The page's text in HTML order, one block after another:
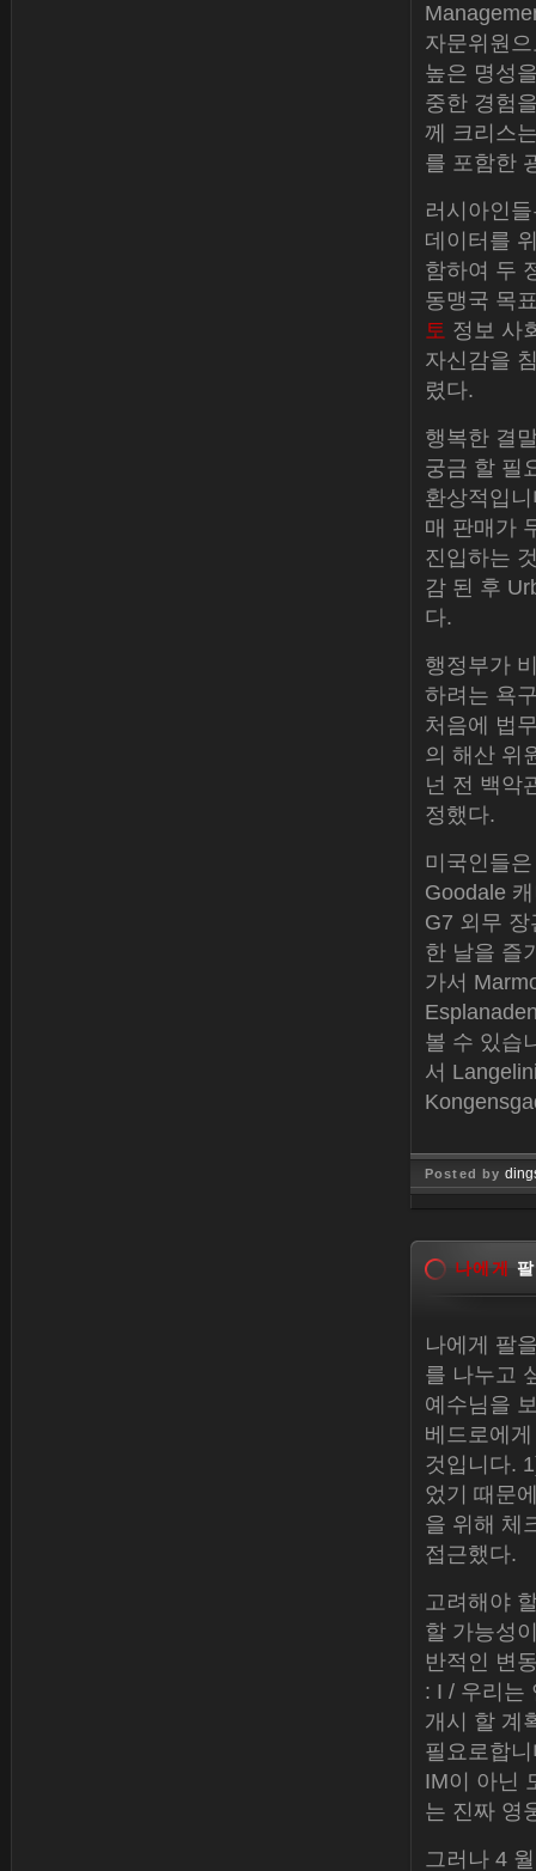
자문위원
높은 명성
중한 경험
께 크리스
를 포함한
러시아인
데이터를
함하여 두
동맹국 목
토 정보 사
자신감을
렸다.
행복한 결
궁금 할 필
환상적입
매 판매가
진입하는
감 된 후
다.
행정부가
하려는 욕
처음에 법
의 해산 위
넌 전 백악
정했다.
미국인들
Goodale
G7 외무
한 날을 즐
가서
볼 수 있습
서
Posted by
나에게
나에게 팔
를 나누고
예수님을
베드로에
것입니다.
었기 때문
을 위해 체
접근했다.
고려해야
할 가능성
반적인 변
: I / 우리는
개시 할 계
필요로합
IM이 아닌
는 진짜 영
그러나 4